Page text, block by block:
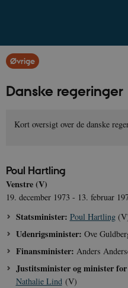
Øvrige
Danske
Kort oversigt over de danske
Poul Hartling
Venstre (V)
19. december 1973 - 13. februar
Statsminister: Poul Hartling
Udenrigsminister: Ove
Finansminister: Anders
Justitsminister og minister
Nathalie Lind(V)